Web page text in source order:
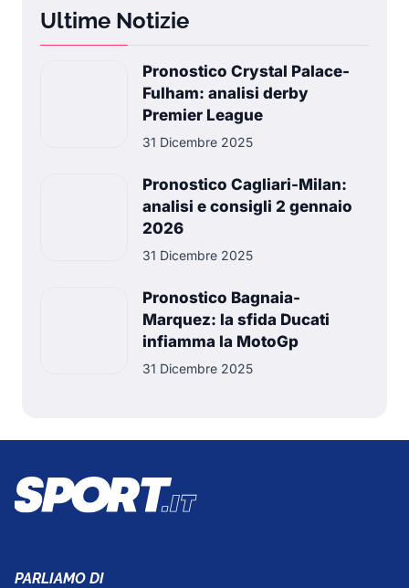
Ultime Notizie
Pronostico Crystal Palace-
Fulham: analisi derby
Premier League
31 Dicembre 2025
Pronostico Cagliari-Milan:
analisi e consigli 2 gennaio
2026
31 Dicembre 2025
Pronostico Bagnaia-
Marquez: la sfida Ducati
infiamma la MotoGp
31 Dicembre 2025
PARLIAMO DI